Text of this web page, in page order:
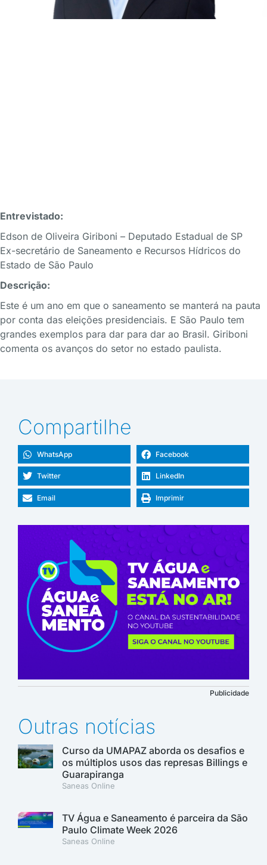
Entrevistado:
Edson de Oliveira Giriboni – Deputado Estadual de SP
Ex-secretário de Saneamento e Recursos Hídricos do
Estado de São Paulo
Descrição:
Este é um ano em que o saneamento se manterá na pauta
por conta das eleições presidenciais. E São Paulo tem
grandes exemplos para dar para dar ao Brasil. Giriboni
comenta os avanços do setor no estado paulista.
Compartilhe
WhatsApp Facebook
Twitter LinkedIn
Email Imprimir
Publicidade
Outras notícias
Curso da UMAPAZ aborda os desafios e
os múltiplos usos das represas Billings e
Guarapiranga
Saneas Online
TV Água e Saneamento é parceira da São
Paulo Climate Week 2026
Saneas Online